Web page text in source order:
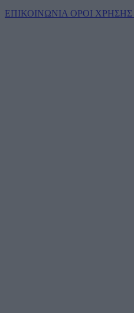
ΕΠΙΚΟΙΝΩΝΙΑ ΟΡΟΙ ΧΡΗΣΗΣ